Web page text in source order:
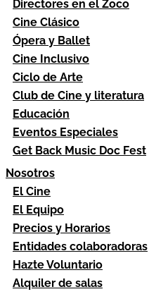
Directores en el Zoco
Cine Clásico
Ópera y Ballet
Cine Inclusivo
Ciclo de Arte
Club de Cine y literatura
Educación
Eventos Especiales
Get Back Music Doc Fest
Nosotros
El Cine
El Equipo
Precios y Horarios
Entidades colaboradoras
Hazte Voluntario
Alquiler de salas